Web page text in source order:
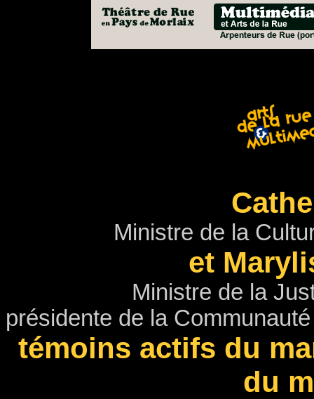
Ministre de la
et
Ministre de la
présidente de la
témoins actifs du
du